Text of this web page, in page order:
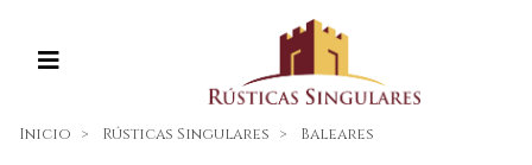
Inicio Rústicas Singulares Baleares